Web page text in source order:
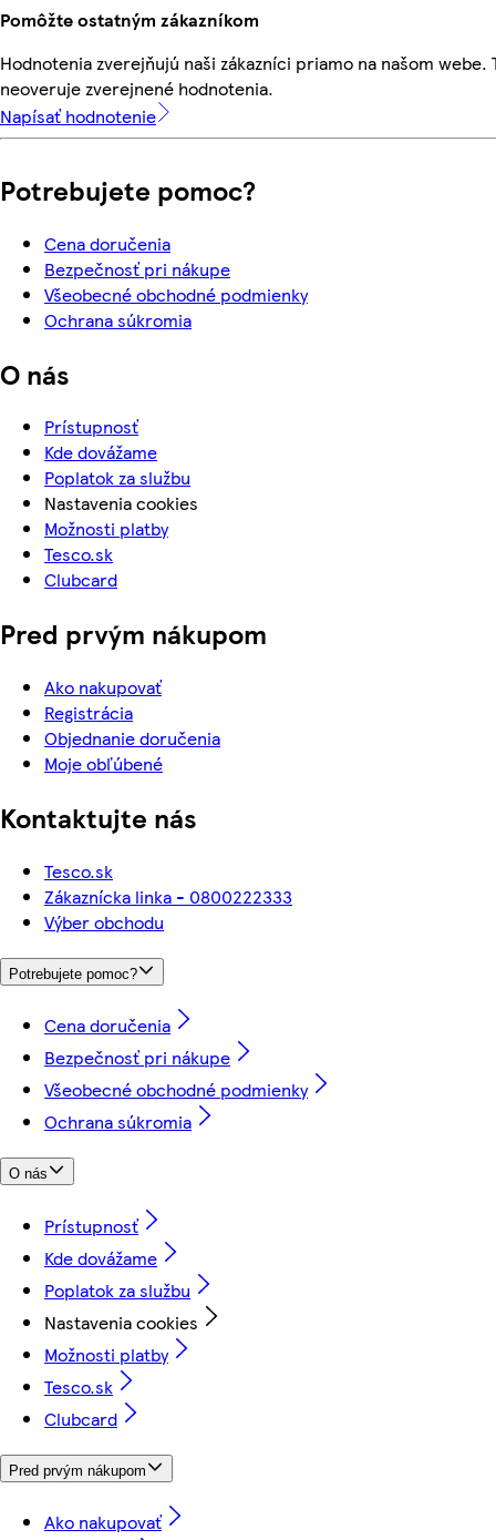
Pomôžte ostatným zákazníkom
Hodnotenia zverejňujú naši zákazníci priamo na našom webe.
neoveruje zverejnené hodnotenia.
Napísať hodnotenie
Potrebujete pomoc?
Cena doručenia
Bezpečnosť pri nákupe
Všeobecné obchodné podmienky
Ochrana súkromia
O nás
Prístupnosť
Kde dovážame
Poplatok za službu
Nastavenia cookies
Možnosti platby
Tesco.sk
Clubcard
Pred prvým nákupom
Ako nakupovať
Registrácia
Objednanie doručenia
Moje obľúbené
Kontaktujte nás
Tesco.sk
Zákaznícka linka - 0800222333
Výber obchodu
Potrebujete pomoc?
Cena doručenia
Bezpečnosť pri nákupe
Všeobecné obchodné podmienky
Ochrana súkromia
O nás
Prístupnosť
Kde dovážame
Poplatok za službu
Nastavenia cookies
Možnosti platby
Tesco.sk
Clubcard
Pred prvým nákupom
Ako nakupovať